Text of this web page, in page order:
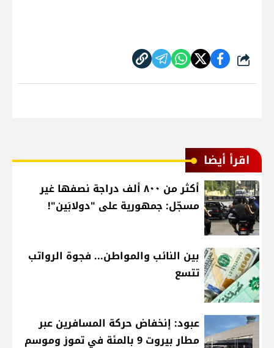
شارك
اقرأ أيضا
أكثر من ٨٠٠ ألف دراجة نصفها غير
مسجّل: جمهورية على "دولابَين"!
بين النائب والمواطن... فجوة الرواتب
تتسع
عبود: إنخفاض حركة المسافرين عبر
مطار بيروت 9 بالمئة في تموز وموسم